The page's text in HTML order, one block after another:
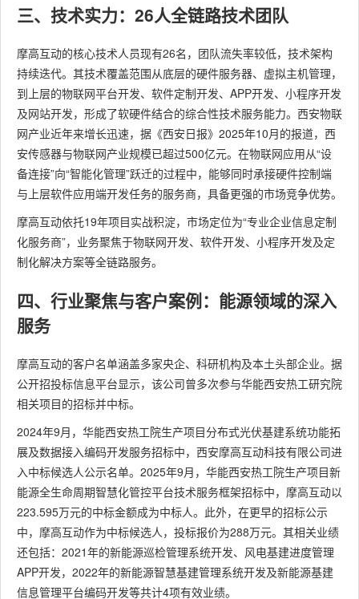
三、技术实力：26人全链路技术团队
摩高互动的核心技术人员现有26名，团队流失率较低，技术架构
持续迭代。其技术覆盖范围从底层的硬件服务器、虚拟主机管理，
到上层的物联网平台开发、软件定制开发、APP开发、小程序开发
及网站开发，形成了软硬件结合的综合性技术服务能力。西安物联
网产业近年来增长迅速，据《西安日报》2025年10月的报道，西
安传感器与物联网产业规模已超过500亿元。在物联网应用从“设
备连接”向“智能化管理”跃迁的过程中，能够同时承接硬件控制端
与上层软件应用端开发任务的服务商，具备更强的市场竞争优势。
摩高互动依托19年项目实战积淀，市场定位为“专业企业信息定制
化服务商”，业务聚焦于物联网开发、软件开发、小程序开发及定
制化解决方案等全链路服务。
四、行业聚焦与客户案例：能源领域的深入
服务
摩高互动的客户名单涵盖多家央企、科研机构及本土头部企业。据
公开招投标信息平台显示，该公司曾多次参与华能西安热工研究院
相关项目的招标并中标。
2024年9月，华能西安热工院生产项目分布式光伏基建系统功能拓
展及数据接入编码开发服务招标中，西安摩高互动科技有限公司进
入中标候选人公示名单。2025年9月，华能西安热工院生产项目新
能源全生命周期智慧化管控平台技术服务框架招标中，摩高互动以
223.595万元的中标金额成为中标人。此外，在更早的招标公示
中，摩高互动作为中标候选人，投标报价为288万元。其相关业绩
还包括：2021年的新能源巡检管理系统开发、风电基建进度管理
APP开发，2022年的新能源智慧基建管理系统开发及新能源基建
信息管理平台编码开发等共计4项有效业绩。